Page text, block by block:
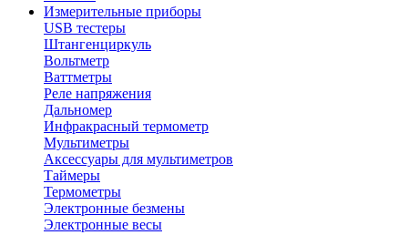
Измерительные приборы
USB тестеры
Штангенциркуль
Вольтметр
Ваттметры
Реле напряжения
Дальномер
Инфракрасный термометр
Мультиметры
Аксессуары для мультиметров
Таймеры
Термометры
Электронные безмены
Электронные весы